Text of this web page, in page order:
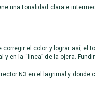
una tonalidad clara e
el color y lograr así, el
en la “linea” de la ojera.
N3 en el lagrimal y